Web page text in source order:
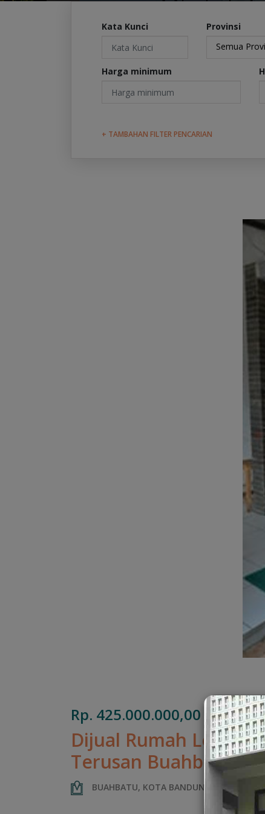
Kata Kunci
Provinsi
Semua
Harga minimum
+ TAMBAHAN FILTER PENCARIAN
Rp. 425.000.000,00
Dijual Rumah Lokasi
Terusan Buahbatu
BUAHBATU, KOTA BANDUNG, JAWA